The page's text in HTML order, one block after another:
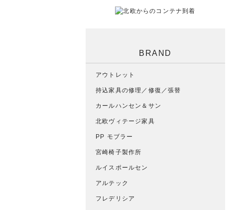
BRAND
アウトレット
持込家具の修理／修復／張替
カールハンセン＆サン
北欧ヴィテージ家具
PP モブラー
宮崎椅子製作所
ルイスポールセン
アルテック
フレデリシア